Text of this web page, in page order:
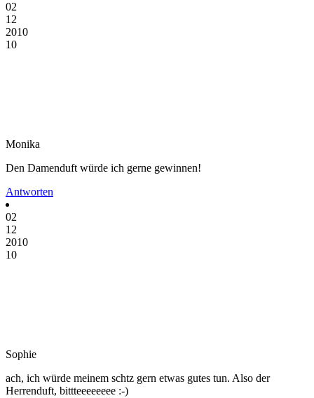
02
12
2010
10
Monika
Den Damenduft würde ich gerne gewinnen!
Antworten
02
12
2010
10
Sophie
ach, ich würde meinem schtz gern etwas gutes tun. Also der
Herrenduft, bittteeeeeeee :-)